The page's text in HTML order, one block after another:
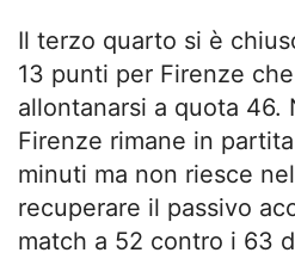
Il terzo quarto si è
13 punti per Firenze
allontanarsi a quota 46.
Firenze rimane in
minuti ma non riesce
recuperare il passivo
match a 52 contro i 63